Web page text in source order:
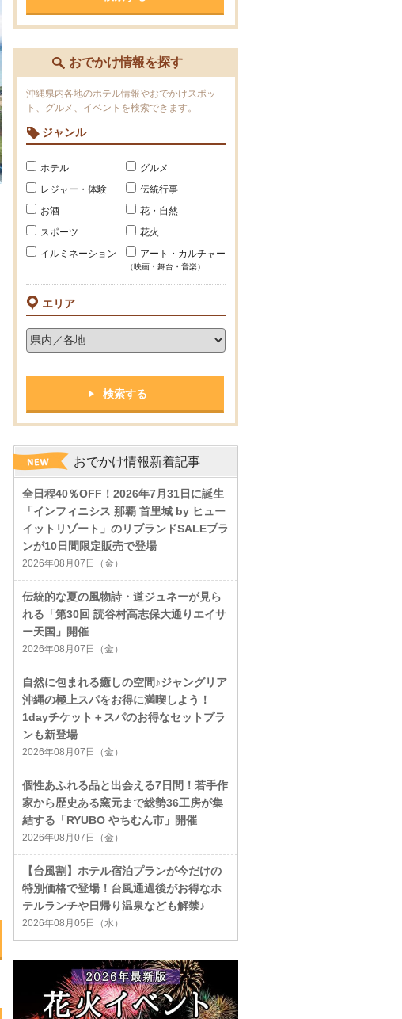
おでかけ情報を探す
沖縄県内各地のホテル情報やおでかけスポッ
ト、グルメ、イベントを検索できます。
ジャンル
ホテル
グルメ
レジャー・体験
伝統行事
お酒
花・自然
スポーツ
花火
イルミネーション
アート・カルチャー
（映画・舞台・音楽）
エリア
おでかけ情報新着記事
全日程40％OFF！2026年7月31日に誕生
「インフィニシス 那覇 首里城 by ヒュー
イットリゾート」のリブランドSALEプラ
ンが10日間限定販売で登場
2026年08月07日（金）
伝統的な夏の風物詩・道ジュネーが見ら
れる「第30回 読谷村高志保大通りエイサ
ー天国」開催
2026年08月07日（金）
自然に包まれる癒しの空間♪ジャングリア
沖縄の極上スパをお得に満喫しよう！
1dayチケット＋スパのお得なセットプラ
ンも新登場
2026年08月07日（金）
個性あふれる品と出会える7日間！若手作
家から歴史ある窯元まで総勢36工房が集
結する「RYUBO やちむん市」開催
2026年08月07日（金）
【台風割】ホテル宿泊プランが今だけの
特別価格で登場！台風通過後がお得なホ
テルランチや日帰り温泉なども解禁♪
2026年08月05日（水）